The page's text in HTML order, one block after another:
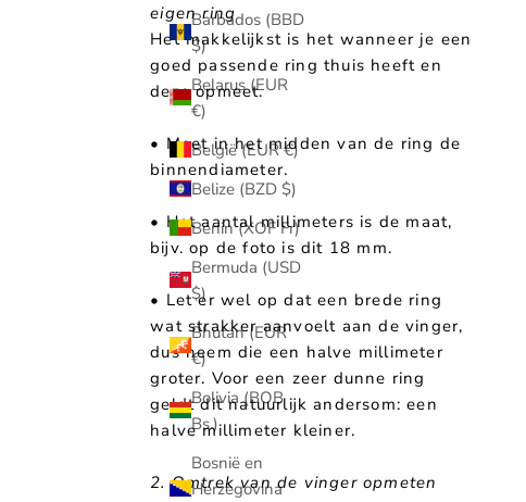
Barbados (BBD
$)
Belarus (EUR
€)
België (EUR €)
Belize (BZD $)
Benin (XOF Fr)
Bermuda (USD
$)
Bhutan (EUR
€)
Bolivia (BOB
Bs.)
Bosnië en
Herzegovina
eigen ring
Het makkelijkst is het wanneer je een
goed passende ring thuis heeft en
deze opmeet.
• Meet in het midden van de ring de
binnendiameter.
• Het aantal millimeters is de maat,
bijv. op de foto is dit 18 mm.
• Let er wel op dat een brede ring
wat strakker aanvoelt aan de vinger,
dus neem die een halve millimeter
groter. Voor een zeer dunne ring
geldt dit natuurlijk andersom: een
halve millimeter kleiner.
2. Omtrek van de vinger opmeten